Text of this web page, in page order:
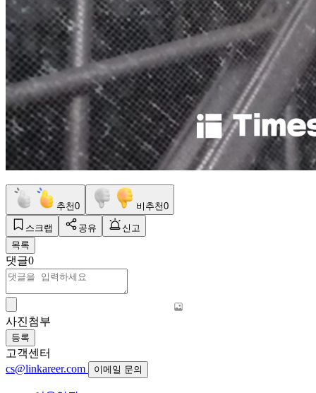
추천0 비추천0
스크랩 공유
신고
목록
댓글0
사진첨부
등록
고객센터
cs@linkareer.com
이메일 문의